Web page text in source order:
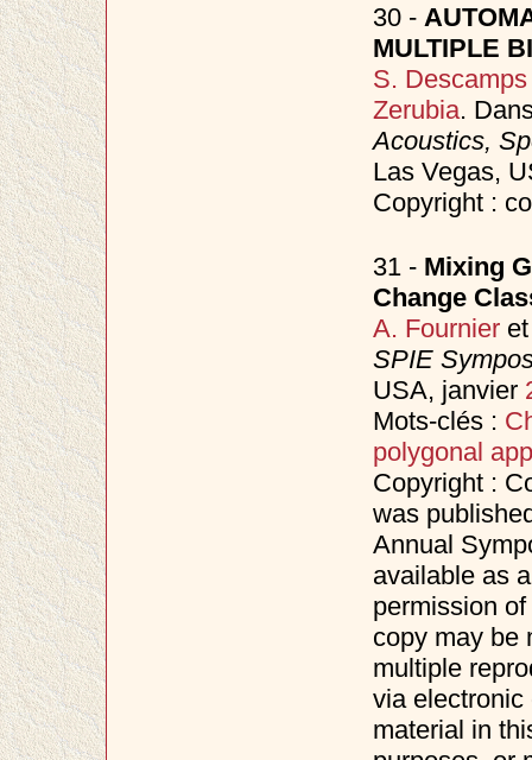
30 -
MULTIPLE
S. Descamps
Zerubia.
Acoustics,
Las Vegas,
Copyright :
31 - Mixing
Change
A. Fournier
SPIE
USA, janvier
Mots-clés :
polygonal
Copyright :
was
Annual
available as
permission
copy may be
multiple
via electronic
material in